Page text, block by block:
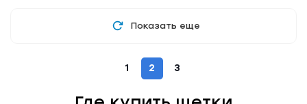
Показать еще
1 2 3